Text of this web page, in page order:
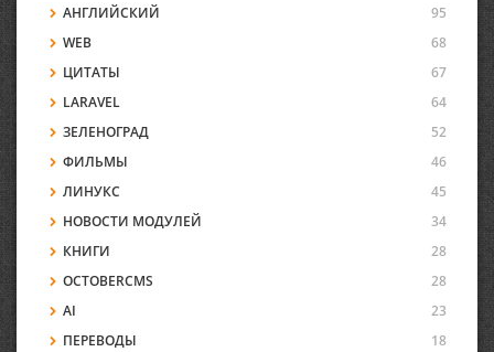
АНГЛИЙСКИЙ
95
WEB
68
ЦИТАТЫ
67
LARAVEL
64
ЗЕЛЕНОГРАД
52
ФИЛЬМЫ
46
ЛИНУКС
45
НОВОСТИ МОДУЛЕЙ
34
КНИГИ
28
OCTOBERCMS
28
AI
23
ПЕРЕВОДЫ
18